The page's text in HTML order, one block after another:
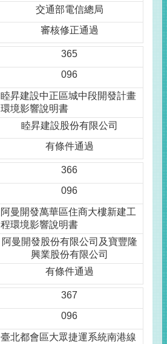
交通部電信總局
審核修正通過
365
096
睦昇建設中正區城中段開發計畫
環境影響說明書
睦昇建設股份有限公司
有條件通過
366
096
阿曼開發萬華區住商大樓新建工
程環境影響說明書
阿曼開發股份有限公司及寶豐隆
興業股份有限公司
有條件通過
367
096
臺北都會區大眾捷運系統南港線